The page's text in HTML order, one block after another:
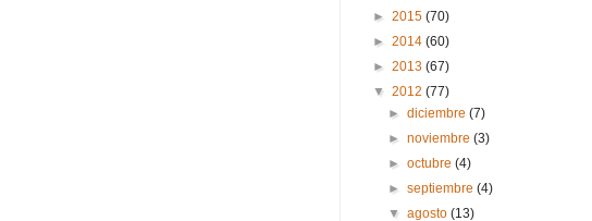
► 2015 (70)
► 2014 (60)
► 2013 (67)
▼ 2012 (77)
►diciembre(7)
►noviembre(3)
►octubre(4)
►septiembre(4)
▼agosto(13)